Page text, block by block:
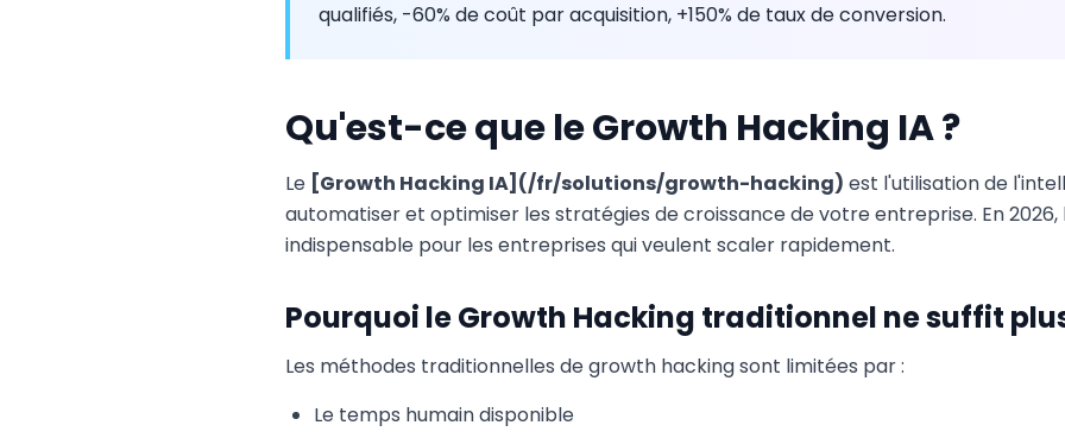
qualifiés, -60% de coût par acquisition, +150% de taux de conversion.
Qu'est-ce que le Growth Hacking IA ?
Le [Growth Hacking IA](/fr/solutions/growth-hacking) est l'utilisation de
automatiser et optimiser les stratégies de croissance de votre entreprise. En 2026,
indispensable pour les entreprises qui veulent scaler rapidement.
Pourquoi le Growth Hacking traditionnel ne suffit
Les méthodes traditionnelles de growth hacking sont limitées par :
Le temps humain disponible